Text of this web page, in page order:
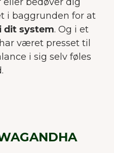
i baggrunden for at
dit system. Og i et
været presset til
i sig selv føles